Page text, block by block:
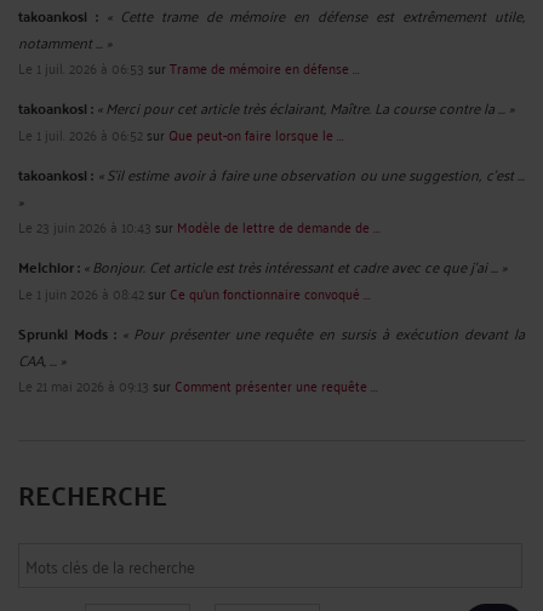
takoankosi : « Cette trame de mémoire en défense est extrêmement utile,
notamment ... »
Le 1 juil. 2026 à 06:53 surTrame de mémoire en défense ...
takoankosi :« Merci pour cet article très éclairant, Maître. La course contre la ... »
Le 1 juil. 2026 à 06:52sur Que peut-on faire lorsque le ...
takoankosi : « S’il estime avoir à faire une observation ou une suggestion, c’est ...
»
Le 23 juin 2026 à 10:43 sur Modèle de lettre de demande de ...
Melchior :« Bonjour. Cet article est très intéressant et cadre avec ce que j'ai ... »
Le 1 juin 2026 à 08:42sur Ce qu’un fonctionnaire convoqué ...
Sprunki Mods : « Pour présenter une requête en sursis à exécution devant la
CAA, ... »
Le 21 mai 2026 à 09:13 sur Comment présenter une requête ...
RECHERCHE